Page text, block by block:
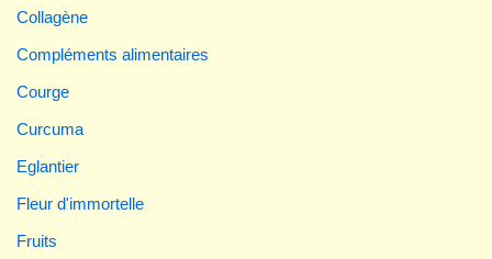
Collagène
Compléments alimentaires
Courge
Curcuma
Eglantier
Fleur d'immortelle
Fruits